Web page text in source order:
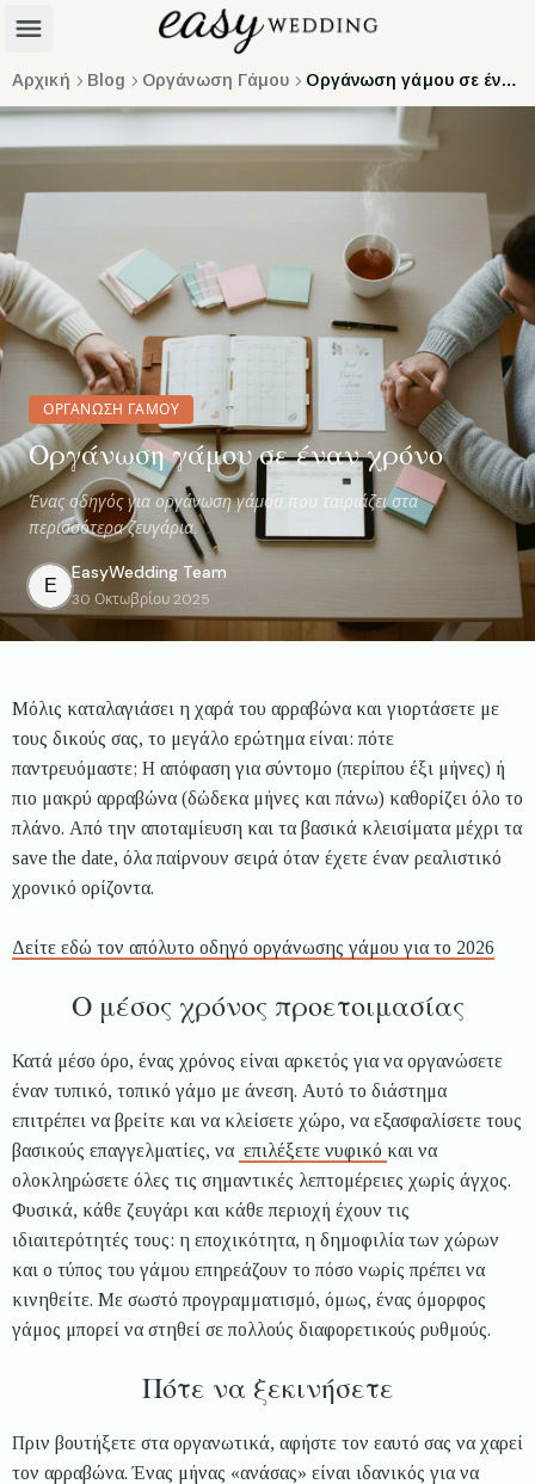
Αρχική Blog Οργάνωση Γάμου Οργάνωση γάμου σε έναν χρόνο
ΟΡΓΆΝΩΣΗ ΓΆΜΟΥ
Οργάνωση γάμου σε έναν χρόνο
Ένας οδηγός για οργάνωση γάμου που ταιριάζει στα
περισσότερα ζευγάρια.
E
EasyWedding Team
30 Οκτωβρίου 2025
Μόλις καταλαγιάσει η χαρά του αρραβώνα και γιορτάσετε με
τους δικούς σας, το μεγάλο ερώτημα είναι: πότε
παντρευόμαστε; Η απόφαση για σύντομο (περίπου έξι μήνες) ή
πιο μακρύ αρραβώνα (δώδεκα μήνες και πάνω) καθορίζει όλο το
πλάνο. Από την αποταμίευση και τα βασικά κλεισίματα μέχρι τα
save the date, όλα παίρνουν σειρά όταν έχετε έναν ρεαλιστικό
χρονικό ορίζοντα.
Δείτε εδώ τον απόλυτο οδηγό οργάνωσης γάμου για το 2026
Ο μέσος χρόνος προετοιμασίας
Κατά μέσο όρο, ένας χρόνος είναι αρκετός για να οργανώσετε
έναν τυπικό, τοπικό γάμο με άνεση. Αυτό το διάστημα
επιτρέπει να βρείτε και να κλείσετε χώρο, να εξασφαλίσετε τους
βασικούς επαγγελματίες, να επιλέξετε νυφικό και να
ολοκληρώσετε όλες τις σημαντικές λεπτομέρειες χωρίς άγχος.
Φυσικά, κάθε ζευγάρι και κάθε περιοχή έχουν τις
ιδιαιτερότητές τους: η εποχικότητα, η δημοφιλία των χώρων
και ο τύπος του γάμου επηρεάζουν το πόσο νωρίς πρέπει να
κινηθείτε. Με σωστό προγραμματισμό, όμως, ένας όμορφος
γάμος μπορεί να στηθεί σε πολλούς διαφορετικούς ρυθμούς.
Πότε να ξεκινήσετε
Πριν βουτήξετε στα οργανωτικά, αφήστε τον εαυτό σας να χαρεί
τον αρραβώνα. Ένας μήνας «ανάσας» είναι ιδανικός για να